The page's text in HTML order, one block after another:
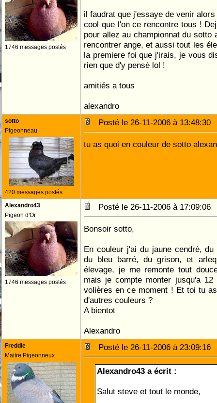
1746 messages postés
il faudrat que j'essaye de venir
cool que l'on ce rencontre tous !
pour allez au championnat du sotto
rencontrer ange, et aussi tout les
la premiere foi que j'irais, je vous
rien que d'y pensé lol !
amitiés a tous
alexandro
sotto
Pigeonneau
420 messages postés
Posté le 26-11-2006 à
tu as quoi en couleur de sotto
Alexandro43
Pigeon d'Or
1746 messages postés
Posté le 26-11-2006 à
Bonsoir sotto,
En couleur j'ai du jaune cendré,
du bleu barré, du grison, et
élevage, je me remonte tout
mais je compte monter jusqu'a 12
volières en ce moment ! Et toi tu
d'autres couleurs ?
A bientot
Alexandro
Freddie
Maitre Pigeonneux
Posté le 26-11-2006 à
Alexandro43 a écrit :
Salut steve et tout le monde,